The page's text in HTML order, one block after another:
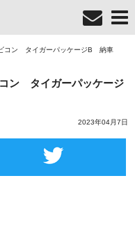
コン タイガーパッケージB 納車
ン タイガーパッケージ
2023年04月7日